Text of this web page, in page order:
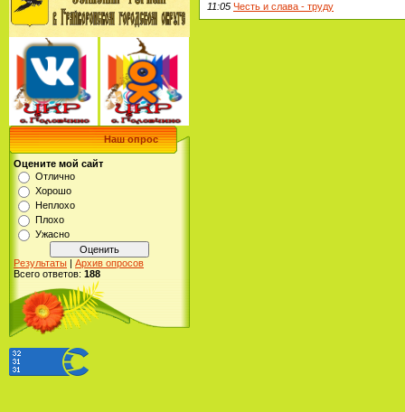
Наш опрос
Оцените мой сайт
Отлично
Хорошо
Неплохо
Плохо
Ужасно
Результаты | Архив опросов
Всего ответов: 188
11:05 Честь и слава - труду